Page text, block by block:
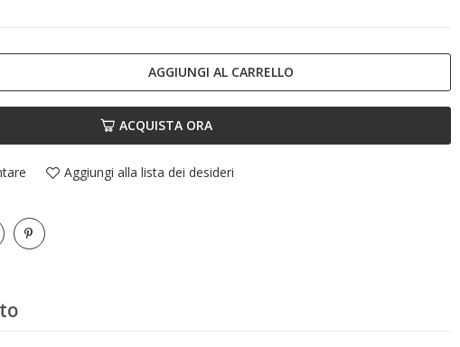
AGGIUNGI AL CARRELLO
ACQUISTA ORA
Aggiungi alla lista dei desideri